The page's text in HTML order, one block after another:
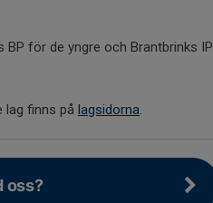
för de yngre och Brantbrinks IP
finns på lagsidorna.
oss?